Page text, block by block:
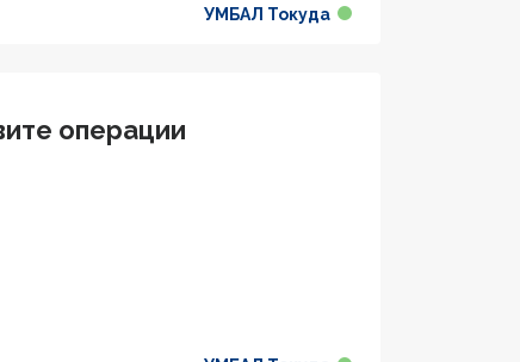
УМБАЛ Токуда
операции